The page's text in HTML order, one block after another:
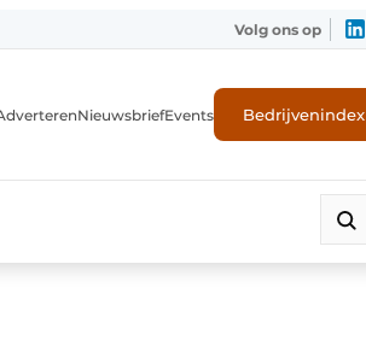
Volg ons op
NieuwsbriefEvents Bedrijvenindex